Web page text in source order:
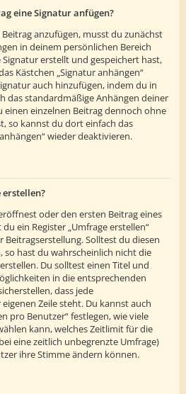
eine Signatur anfügen?
anzufügen, musst du zunächst
in deinem persönlichen Bereich
erstellt und gespeichert hast,
Kästchen „Signatur anhängen“
auch hinzufügen, indem du in
das standardmäßige Anhängen deiner
einen einzelnen Beitrag dennoch ohne
so kannst du dort einfach das
wieder deaktivieren.
erstellen?
oder den ersten Beitrag eines
ein Register „Umfrage erstellen“
Solltest du diesen
so hast du wahrscheinlich nicht die
Du solltest einen Titel und
in die entsprechenden
dass jede
Zeile steht. Du kannst auch
pro Benutzer“ festlegen, wie viele
kann, welches Zeitlimit für die
eine zeitlich unbegrenzte Umfrage)
ihre Stimme ändern können.